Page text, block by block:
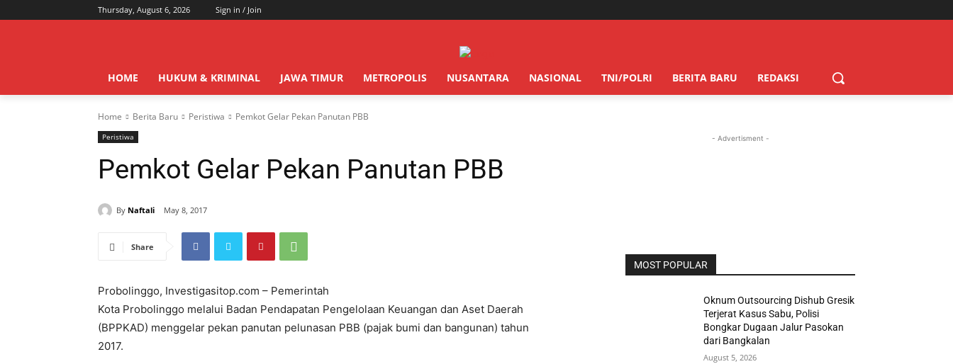
Thursday, August 6, 2026 Sign in / Join
HOME HUKUM & KRIMINAL JAWA TIMUR METROPOLIS NUSANTARA NASIONAL TNI/POLRI BERITA BARU REDAKSI
Home Berita Baru Peristiwa Pemkot Gelar Pekan Panutan PBB
Peristiwa
Pemkot Gelar Pekan Panutan PBB
By Naftali May 8, 2017
Share
Probolinggo, Investigasitop.com – Pemerintah
Kota Probolinggo melalui Badan Pendapatan Pengelolaan Keuangan dan Aset Daerah
(BPPKAD) menggelar pekan panutan pelunasan PBB (pajak bumi dan bangunan) tahun
2017.
- Advertisment -
MOST POPULAR
Oknum Outsourcing Dishub Gresik
Terjerat Kasus Sabu, Polisi
Bongkar Dugaan Jalur Pasokan
dari Bangkalan
August 5, 2026